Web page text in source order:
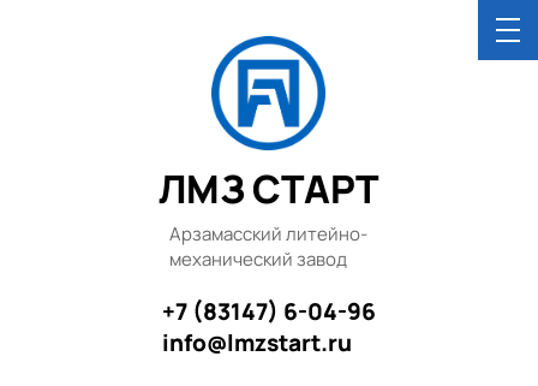
ЛМЗ СТАРТ
Арзамасский литейно-
механический завод
+7 (83147) 6-04-96
info@lmzstart.ru